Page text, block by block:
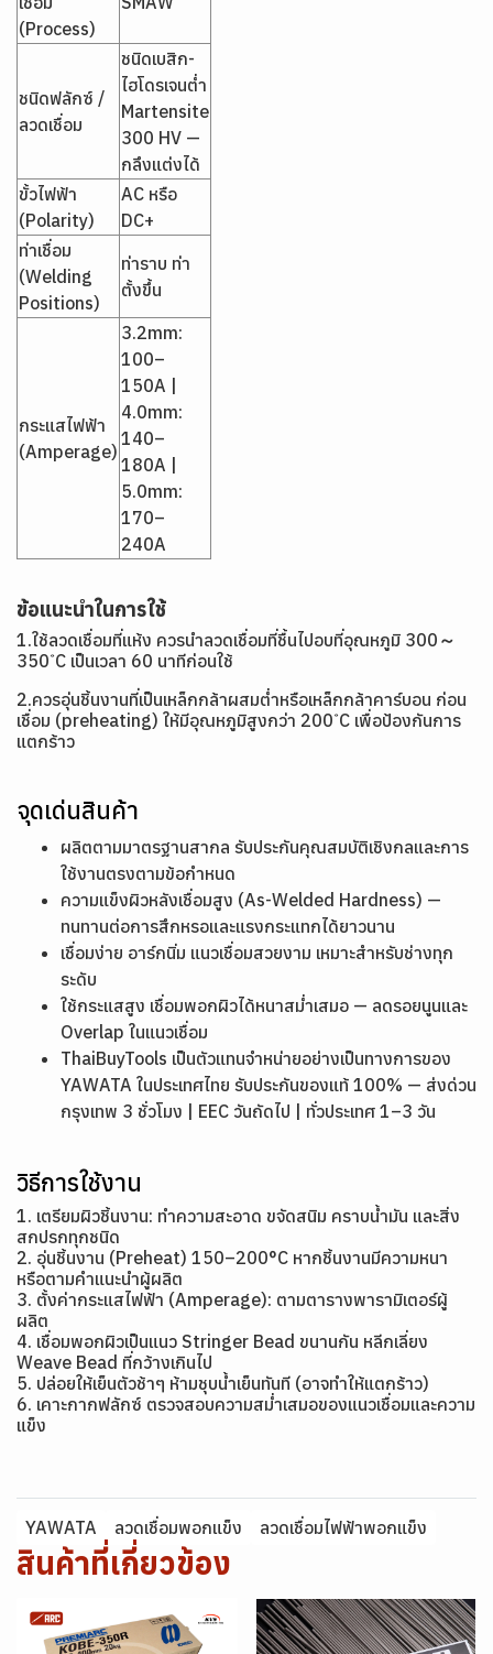
(Process)
ชนิดฟลักซ์ /
ลวดเชื่อม
ชนิดเบสิก-
ไฮโดรเจนต่ำ
Martensite
300 HV —
กลึงแต่งได้
ขั้วไฟฟ้า
(Polarity)
AC หรือ
DC+
ท่าเชื่อม
(Welding
Positions)
ท่าราบ ท่า
ตั้งขึ้น
กระแสไฟฟ้า
(Amperage)
3.2mm:
100–
150A |
4.0mm:
140–
180A |
5.0mm:
170–
240A
ข้อแนะนำในการใช้
1.ใช้ลวดเชื่อมที่แห้ง ควรนำลวดเชื่อมที่ชื้นไปอบที่อุณหภูมิ 300～
350 ํC เป็นเวลา 60 นาทีก่อนใช้
2.ควรอุ่นชิ้นงานที่เป็นเหล็กกล้าผสมต่ำหรือเหล็กกล้าคาร์บอน ก่อน
เชื่อม (preheating) ให้มีอุณหภูมิสูงกว่า 200 ํC เพื่อป้องกันการ
แตกร้าว
จุดเด่นสินค้า
ผลิตตามมาตรฐานสากล รับประกันคุณสมบัติเชิงกลและการ
ใช้งานตรงตามข้อกำหนด
ความแข็งผิวหลังเชื่อมสูง (As-Welded Hardness) —
ทนทานต่อการสึกหรอและแรงกระแทกได้ยาวนาน
เชื่อมง่าย อาร์กนิ่ม แนวเชื่อมสวยงาม เหมาะสำหรับช่างทุก
ระดับ
ใช้กระแสสูง เชื่อมพอกผิวได้หนาสม่ำเสมอ — ลดรอยนูนและ
Overlap ในแนวเชื่อม
ThaiBuyTools เป็นตัวแทนจำหน่ายอย่างเป็นทางการของ
YAWATA ในประเทศไทย รับประกันของแท้ 100% — ส่งด่วน
กรุงเทพ 3 ชั่วโมง | EEC วันถัดไป | ทั่วประเทศ 1–3 วัน
วิธีการใช้งาน
1. เตรียมผิวชิ้นงาน: ทำความสะอาด ขจัดสนิม คราบน้ำมัน และสิ่ง
สกปรกทุกชนิด
2. อุ่นชิ้นงาน (Preheat) 150–200°C หากชิ้นงานมีความหนา
หรือตามคำแนะนำผู้ผลิต
3. ตั้งค่ากระแสไฟฟ้า (Amperage): ตามตารางพารามิเตอร์ผู้
ผลิต
4. เชื่อมพอกผิวเป็นแนว Stringer Bead ขนานกัน หลีกเลี่ยง
Weave Bead ที่กว้างเกินไป
5. ปล่อยให้เย็นตัวช้าๆ ห้ามชุบน้ำเย็นทันที (อาจทำให้แตกร้าว)
6. เคาะกากฟลักซ์ ตรวจสอบความสม่ำเสมอของแนวเชื่อมและความ
แข็ง
YAWATA ลวดเชื่อมพอกแข็ง ลวดเชื่อมไฟฟ้าพอกแข็ง
สินค้าที่เกี่ยวข้อง